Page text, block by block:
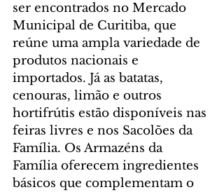
ser encontrados no Mercado
Municipal de Curitiba, que
reúne uma ampla variedade de
produtos nacionais e
importados. Já as batatas,
cenouras, limão e outros
hortifrútis estão disponíveis nas
feiras livres e nos Sacolões da
Família. Os Armazéns da
Família oferecem ingredientes
básicos que complementam o